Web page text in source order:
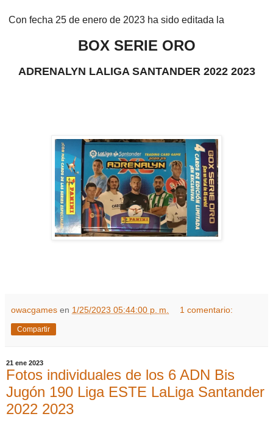
Con fecha 25 de enero de 2023 ha sido editada la
BOX SERIE ORO
ADRENALYN LALIGA SANTANDER 2022 2023
owacgames en 1/25/2023 05:44:00 p. m. 1 comentario:
Compartir
21 ene 2023
Fotos individuales de los 6 ADN Bis
Jugón 190 Liga ESTE LaLiga Santander
2022 2023